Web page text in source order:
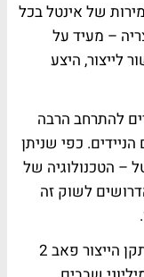
של אינטל בכל
– מעיד על
לייצור, היצע
להתרחב הרבה
כפי שניתן
– הטכנולוגיה של
לשוק זה
הייצור של החיישנים הנוכחיים הינו במתקן הייצור פאב 2